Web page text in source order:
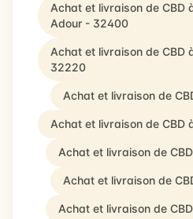
Achat et livraison de CBD
Adour - 32400
Achat et livraison de CBD
32220
Achat et livraison de
Achat et livraison de
Achat et livraison de
Achat et livraison de
Achat et livraison de